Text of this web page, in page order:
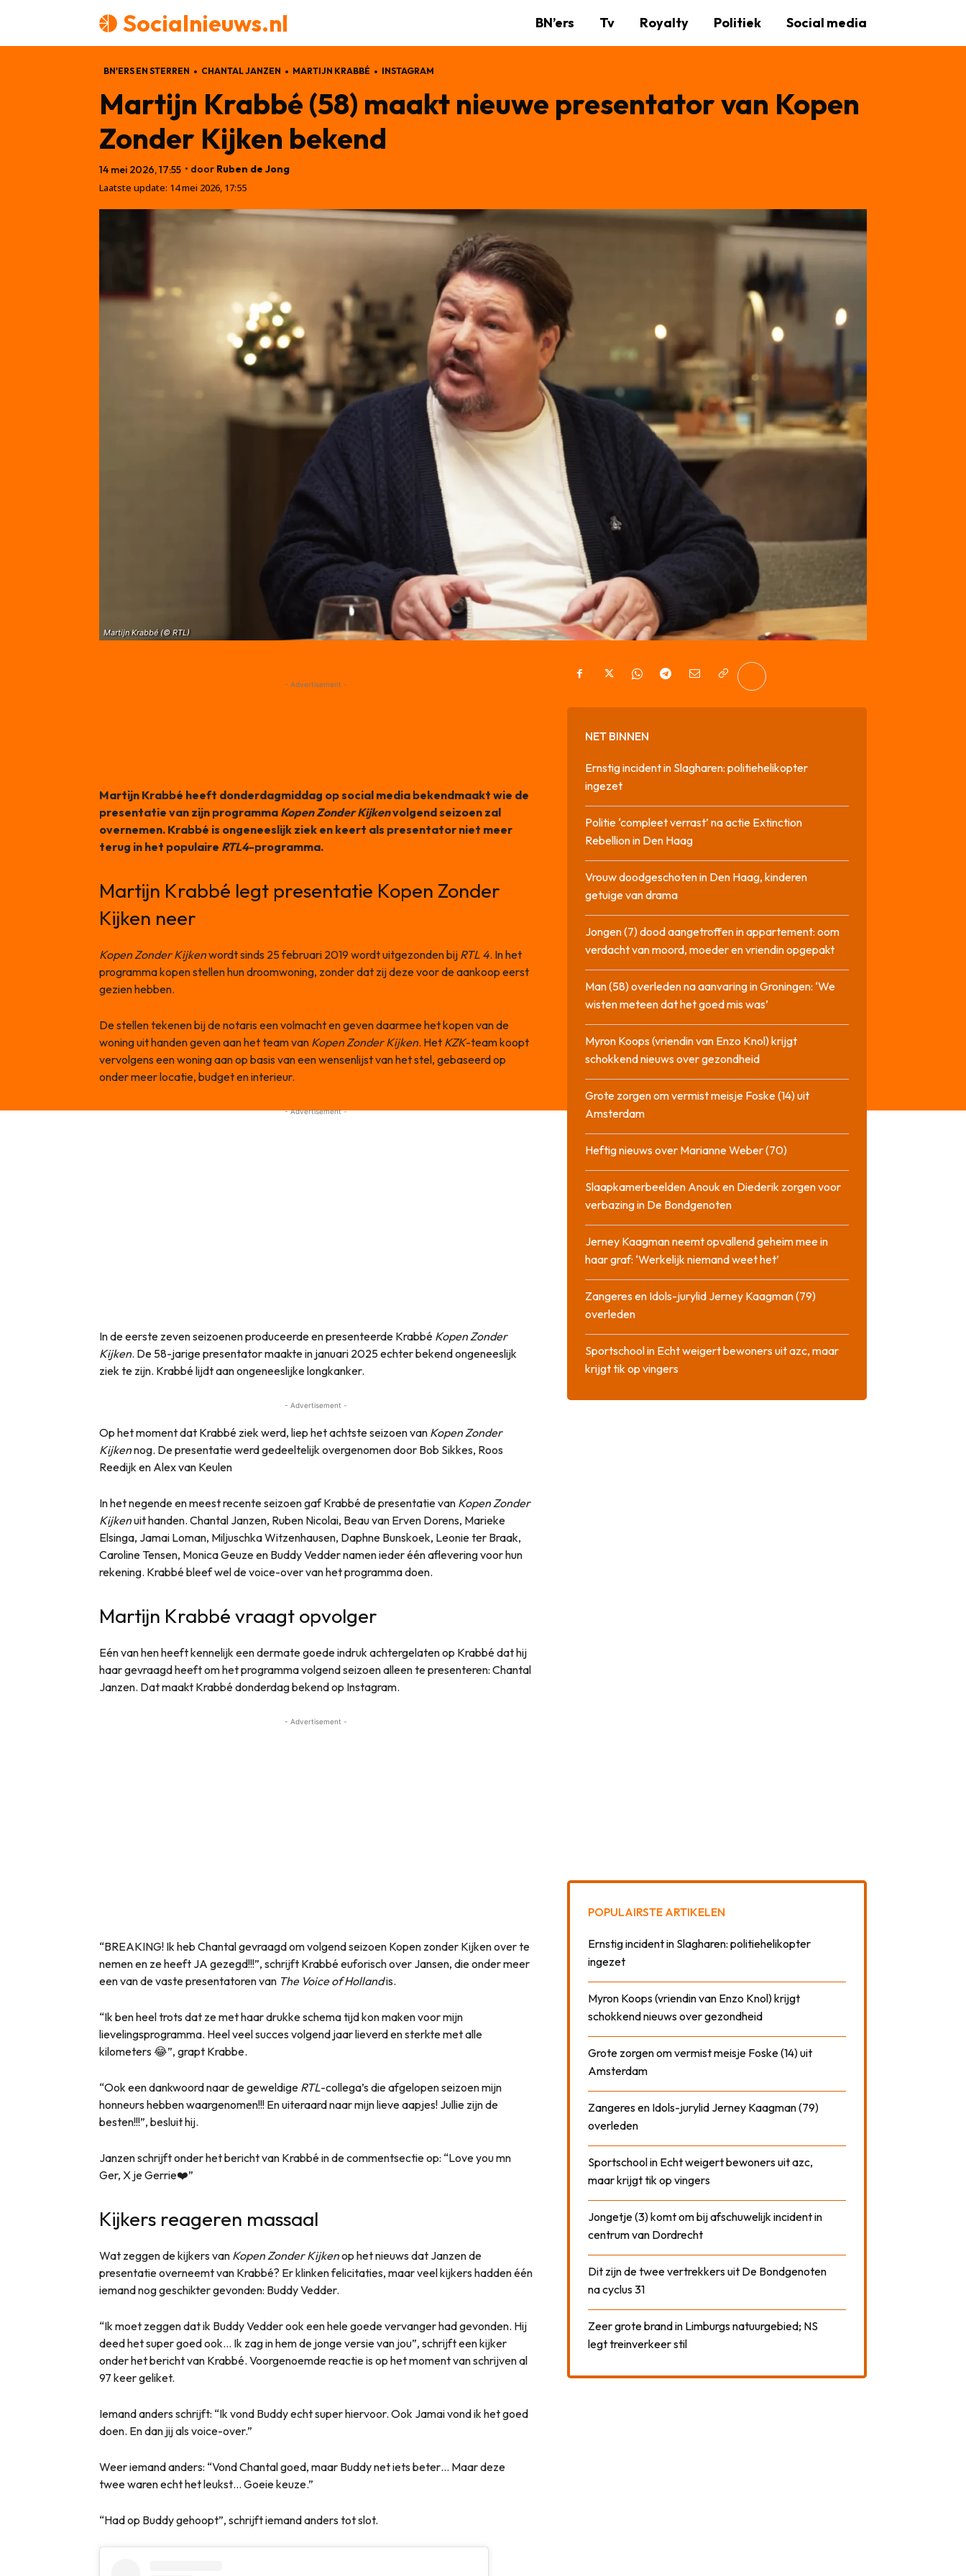
Socialnieuws.nl BN’ers Tv Royalty Politiek Social media
BN'ERS EN STERREN CHANTAL JANZEN MARTIJN KRABBÉ INSTAGRAM
Martijn Krabbé (58) maakt nieuwe presentator van Kopen
Zonder Kijken bekend
14 mei 2026, 17:55 • door Ruben de Jong
Laatste update: 14 mei 2026, 17:55
Martijn Krabbé (© RTL)
- Advertisement -
Martijn Krabbé heeft donderdagmiddag op social media bekendmaakt wie de
presentatie van zijn programma Kopen Zonder Kijkenvolgend seizoen zal
overnemen. Krabbé is ongeneeslijk ziek en keert als presentator niet meer
terug in het populaire RTL4-programma.
Martijn Krabbé legt presentatie Kopen Zonder
Kijken neer
Kopen Zonder Kijkenwordt sinds 25 februari 2019 wordt uitgezonden bij RTL 4. In het
programma kopen stellen hun droomwoning, zonder dat zij deze voor de aankoop eerst
gezien hebben.
De stellen tekenen bij de notaris een volmacht en geven daarmee het kopen van de
woning uit handen geven aan het team van Kopen Zonder Kijken. Het KZK-team koopt
vervolgens een woning aan op basis van een wensenlijst van het stel, gebaseerd op
onder meer locatie, budget en interieur.
- Advertisement -
In de eerste zeven seizoenen produceerde en presenteerde Krabbé Kopen Zonder
Kijken. De 58-jarige presentator maakte in januari 2025 echter bekend ongeneeslijk
ziek te zijn. Krabbé lijdt aan ongeneeslijke longkanker.
- Advertisement -
Op het moment dat Krabbé ziek werd, liep het achtste seizoen van Kopen Zonder
Kijkennog. De presentatie werd gedeeltelijk overgenomen door Bob Sikkes, Roos
Reedijk en Alex van Keulen
In het negende en meest recente seizoen gaf Krabbé de presentatie van Kopen Zonder
Kijkenuit handen. Chantal Janzen, Ruben Nicolai, Beau van Erven Dorens, Marieke
Elsinga, Jamai Loman, Miljuschka Witzenhausen, Daphne Bunskoek, Leonie ter Braak,
Caroline Tensen, Monica Geuze en Buddy Vedder namen ieder één aflevering voor hun
rekening. Krabbé bleef wel de voice-over van het programma doen.
Martijn Krabbé vraagt opvolger
Eén van hen heeft kennelijk een dermate goede indruk achtergelaten op Krabbé dat hij
haar gevraagd heeft om het programma volgend seizoen alleen te presenteren: Chantal
Janzen. Dat maakt Krabbé donderdag bekend op Instagram.
- Advertisement -
“BREAKING! Ik heb Chantal gevraagd om volgend seizoen Kopen zonder Kijken over te
nemen en ze heeft JA gezegd!!!”, schrijft Krabbé euforisch over Jansen, die onder meer
een van de vaste presentatoren van The Voice of Hollandis.
“Ik ben heel trots dat ze met haar drukke schema tijd kon maken voor mijn
lievelingsprogramma. Heel veel succes volgend jaar lieverd en sterkte met alle
kilometers 😂”, grapt Krabbe.
“Ook een dankwoord naar de geweldige RTL-collega’s die afgelopen seizoen mijn
honneurs hebben waargenomen!!! En uiteraard naar mijn lieve aapjes! Jullie zijn de
besten!!!”, besluit hij.
Janzen schrijft onder het bericht van Krabbé in de commentsectie op: “Love you mn
Ger, X je Gerrie❤️”
Kijkers reageren massaal
Wat zeggen de kijkers van Kopen Zonder Kijkenop het nieuws dat Janzen de
presentatie overneemt van Krabbé? Er klinken felicitaties, maar veel kijkers hadden één
iemand nog geschikter gevonden: Buddy Vedder.
“Ik moet zeggen dat ik Buddy Vedder ook een hele goede vervanger had gevonden. Hij
deed het super goed ook… Ik zag in hem de jonge versie van jou”, schrijft een kijker
onder het bericht van Krabbé. Voorgenoemde reactie is op het moment van schrijven al
97 keer geliket.
Iemand anders schrijft: “Ik vond Buddy echt super hiervoor. Ook Jamai vond ik het goed
doen. En dan jij als voice-over.”
Weer iemand anders: “Vond Chantal goed, maar Buddy net iets beter… Maar deze
twee waren echt het leukst… Goeie keuze.”
“Had op Buddy gehoopt”, schrijft iemand anders tot slot.
NET BINNEN
Ernstig incident in Slagharen: politiehelikopter
ingezet
Politie ‘compleet verrast’ na actie Extinction
Rebellion in Den Haag
Vrouw doodgeschoten in Den Haag, kinderen
getuige van drama
Jongen (7) dood aangetroffen in appartement: oom
verdacht van moord, moeder en vriendin opgepakt
Man (58) overleden na aanvaring in Groningen: ‘We
wisten meteen dat het goed mis was’
Myron Koops (vriendin van Enzo Knol) krijgt
schokkend nieuws over gezondheid
Grote zorgen om vermist meisje Foske (14) uit
Amsterdam
Heftig nieuws over Marianne Weber (70)
Slaapkamerbeelden Anouk en Diederik zorgen voor
verbazing in De Bondgenoten
Jerney Kaagman neemt opvallend geheim mee in
haar graf: ‘Werkelijk niemand weet het’
Zangeres en Idols-jurylid Jerney Kaagman (79)
overleden
Sportschool in Echt weigert bewoners uit azc, maar
krijgt tik op vingers
POPULAIRSTE ARTIKELEN
Ernstig incident in Slagharen: politiehelikopter
ingezet
Myron Koops (vriendin van Enzo Knol) krijgt
schokkend nieuws over gezondheid
Grote zorgen om vermist meisje Foske (14) uit
Amsterdam
Zangeres en Idols-jurylid Jerney Kaagman (79)
overleden
Sportschool in Echt weigert bewoners uit azc,
maar krijgt tik op vingers
Jongetje (3) komt om bij afschuwelijk incident in
centrum van Dordrecht
Dit zijn de twee vertrekkers uit De Bondgenoten
na cyclus 31
Zeer grote brand in Limburgs natuurgebied; NS
legt treinverkeer stil